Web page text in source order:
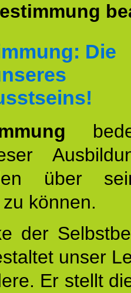
Die
über
können.
der
unser
Er stellt